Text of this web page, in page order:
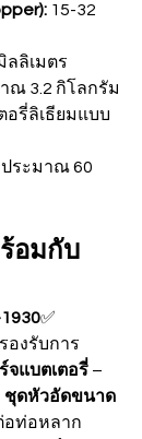
15-32
ลลิเมตร
ณ 3.2 กิโลกรัม
อรี่ลิเธียมแบบ
ประมาณ 60
อมกับ
✅
องรับการ
จแบตเตอรี่ –
ชุดหัวอัดขนาด
อท่อหลาก